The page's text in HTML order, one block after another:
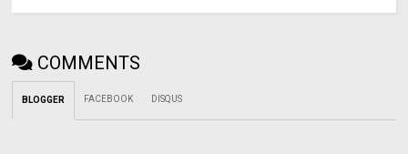
COMMENTS
BLOGGER FACEBOOK DISQUS